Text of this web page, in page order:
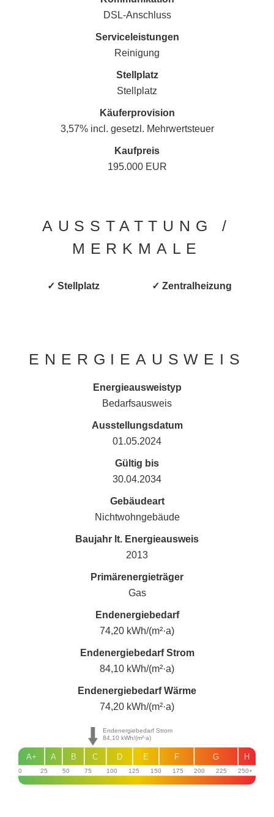
DSL-Anschluss
Serviceleistungen
Reinigung
Stellplatz
Stellplatz
Käufer­provision
3,57% incl. gesetzl. Mehrwertsteuer
Kaufpreis
195.000 EUR
AUSSTATTUNG /
MERKMALE
✓ Stellplatz ✓ Zentralheizung
ENERGIEAUSWEIS
Energieausweistyp
Bedarfs­ausweis
Ausstellungsdatum
01.05.2024
Gültig bis
30.04.2034
Gebäudeart
Nichtwohngebäude
Baujahr lt. Energieausweis
2013
Primärenergieträger
Gas
Endenergie­bedarf
74,20 kWh/(m²·a)
Endenergie­bedarf Strom
84,10 kWh/(m²·a)
Endenergie­bedarf Wärme
74,20 kWh/(m²·a)
0 25 50 75 100 125 150 175 200 225 250+
H
G
F
E
D
C
B
A
A+
Endenergiebedarf Strom
84,10 kWh/(m²·a)